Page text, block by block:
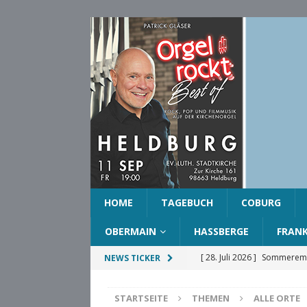
HOME TAGEBUCH COBURG
OBERMAIN HASSBERGE
NEWS TICKER [ 28. Juli 2026 ]
[ 28. Juli 2026 ] Ehrenring
STARTSEITE THEMEN ALLE ORTE